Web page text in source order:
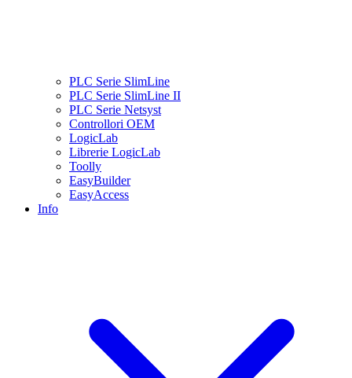
PLC Serie SlimLine
PLC Serie SlimLine II
PLC Serie Netsyst
Controllori OEM
LogicLab
Librerie LogicLab
Toolly
EasyBuilder
EasyAccess
Info